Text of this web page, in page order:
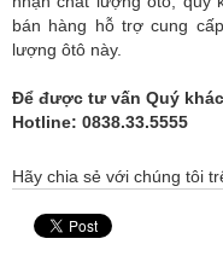
bán hàng hỗ trợ cung
lượng ôtô này.
Để được tư vấn Quý
Hotline: 0838.33.5555
Hãy chia sẻ với chúng tôi